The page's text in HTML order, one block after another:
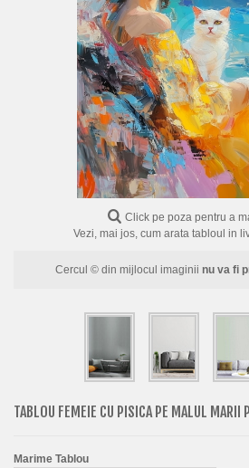
Click pe poza pentru a
Vezi, mai jos, cum arata tabloul in
Cercul © din mijlocul imaginii nu va fi
TABLOU FEMEIE CU PISICA PE MALUL MARII
Marime Tablou